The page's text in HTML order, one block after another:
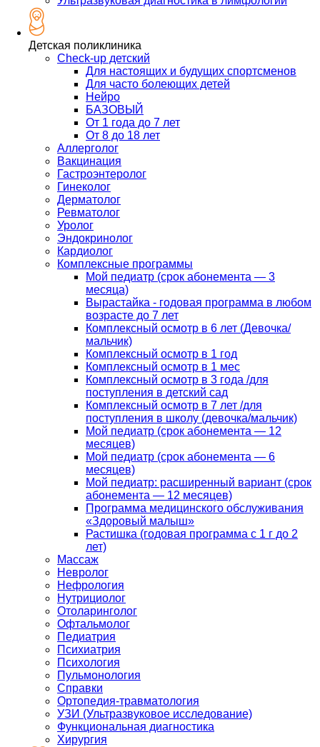
Детская поликлиника
Check-up детский
Для настоящих и будущих спортсменов
Для часто болеющих детей
Нейро
БАЗОВЫЙ
От 1 года до 7 лет
От 8 до 18 лет
Аллерголог
Вакцинация
Гастроэнтеролог
Гинеколог
Дерматолог
Ревматолог
Уролог
Эндокринолог
Кардиолог
Комплексные программы
Мой педиатр (срок абонемента — 3
месяца)
Вырастайка - годовая программа в любом
возрасте до 7 лет
Комплексный осмотр в 6 лет (Девочка/
мальчик)
Комплексный осмотр в 1 год
Комплексный осмотр в 1 мес
Комплексный осмотр в 3 года /для
поступления в детский сад
Комплексный осмотр в 7 лет /для
поступления в школу (девочка/мальчик)
Мой педиатр (срок абонемента — 12
месяцев)
Мой педиатр (срок абонемента — 6
месяцев)
Мой педиатр: расширенный вариант (срок
абонемента — 12 месяцев)
Программа медицинского обслуживания
«Здоровый малыш»
Растишка (годовая программа с 1 г до 2
лет)
Массаж
Невролог
Нефрология
Нутрициолог
Отоларинголог
Офтальмолог
Педиатрия
Психиатрия
Психология
Пульмонология
Справки
Ортопедия-травматология
УЗИ (Ультразвуковое исследование)
Функциональная диагностика
Хирургия